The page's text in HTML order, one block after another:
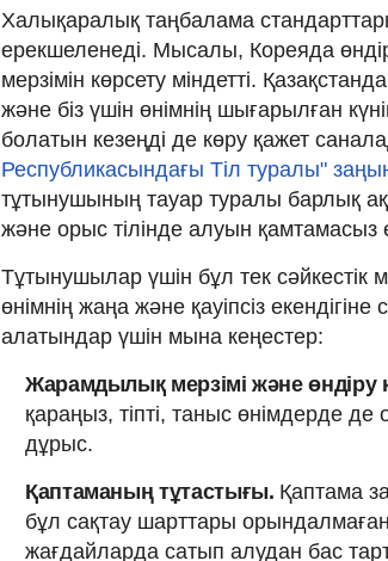
Халықаралық таңбалама
ерекшеленеді. Мысалы, Кореяда
мерзімін көрсету міндетті.
және біз үшін өнімнің шығарылған
болатын кезеңді де көру қажет
Республикасындағы Тіл туралы"
тұтынушының тауар туралы барлық
және орыс тілінде алуын қамтамасыз
Тұтынушылар үшін бұл тек сәйкестік
өнімнің жаңа және қауіпсіз
алатындар үшін мына кеңестер:
Жарамдылық мерзімі және өндіру
қараңыз, тіпті, таныс өнімдерде
дұрыс.
Қаптаманың тұтастығы. Қаптама
бұл сақтау шарттары
жағдайларда сатып алудан бас